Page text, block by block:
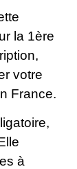
la 1ère
votre
France.
à